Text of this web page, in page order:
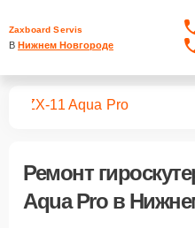
Zaxboard Servis
В Нижнем Новгороде
ZX-11 Aqua Pro
Ремонт
Aqua Proв